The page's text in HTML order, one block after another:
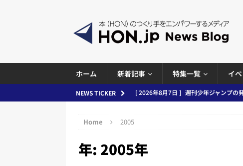
ホーム 新着記事 特集一覧 イ
NEWS TICKER [ 2026年8月7日 ] 週刊少年ジャンプの
[ 2026年8月5日 ]
Home 2005
年: 2005年